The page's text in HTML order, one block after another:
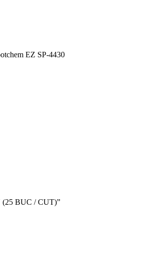
EZ SP-4430
(25 BUC / CUT)”